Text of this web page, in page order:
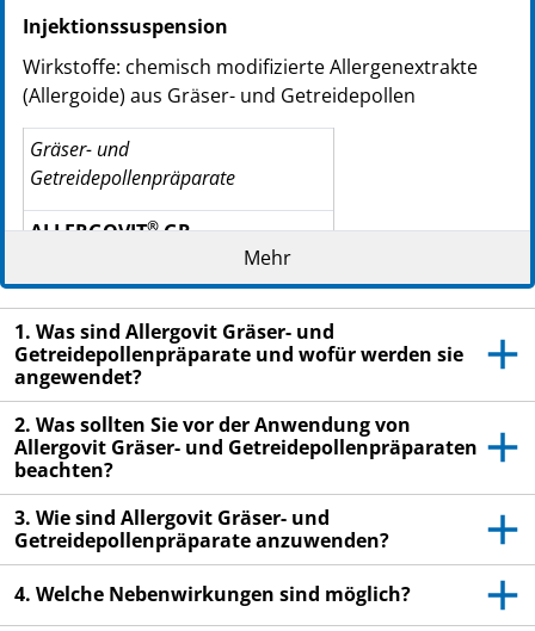
Injektionssuspension
Wirkstoffe: chemisch modifizierte Allergenextrakte
(Allergoide) aus Gräser- und Getreidepollen
Gräser- und
Getreidepollenpräparate
ALLERGOVIT®GR
158 Rog­gen 40 %
ALLERGOVIT® G
006 Gräser 100 %
133 Honiggras
140 Knäuelgras, gemeines zu
157 Raygras, engl. glei­chen
177 Wiesenlieschgras Tei­len
178 Wiesenrispengras
Mehr
1. Was sind Allergovit Gräser- und
Getreidepollenpräparate und wofür werden sie
angewendet?
2. Was sollten Sie vor der Anwendung von
Allergovit Gräser- und Getreidepollenpräparaten
beachten?
3. Wie sind Allergovit Gräser- und
Getreidepollenpräparate anzuwenden?
4. Welche Nebenwirkungen sind möglich?